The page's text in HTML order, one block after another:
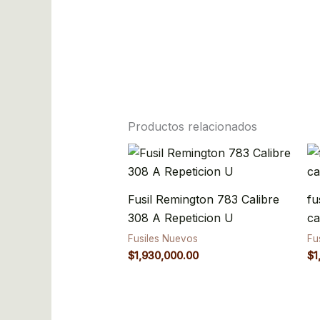
Productos relacionados
Fusil Remington 783 Calibre
308 A Repeticion U
Fusiles Nuevos
$1,930,000.00 $